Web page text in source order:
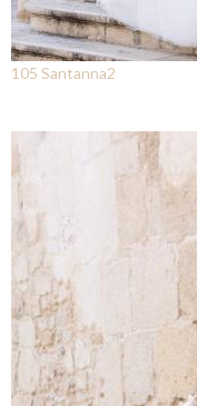
105 Santanna2